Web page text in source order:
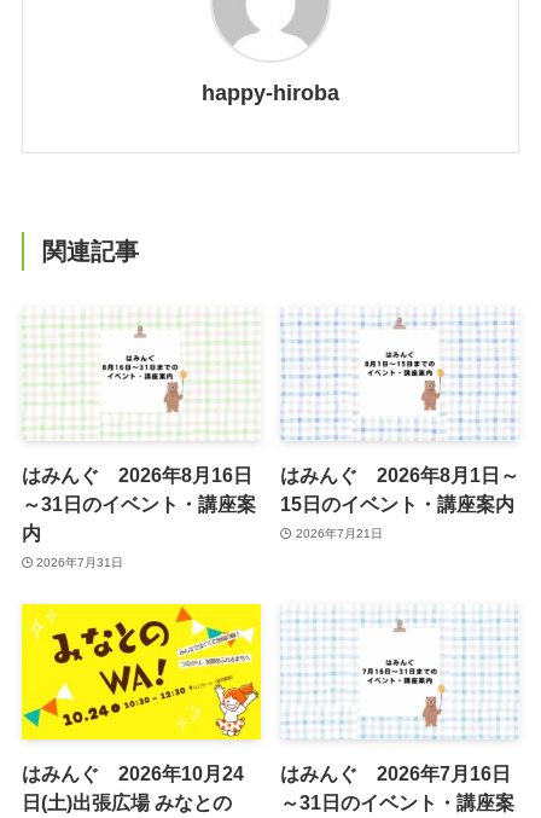
happy-hiroba
関連記事
はみんぐ 2026年8月16日
～31日のイベント・講座案
内
2026年7月31日
はみんぐ 2026年8月1日～
15日のイベント・講座案内
2026年7月21日
はみんぐ 2026年10月24
日(土)出張広場 みなとの
はみんぐ 2026年7月16日
～31日のイベント・講座案